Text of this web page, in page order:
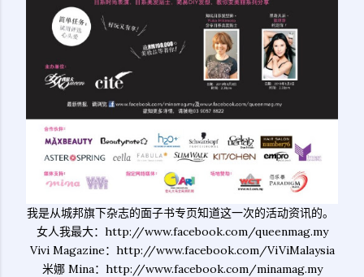
我是从城邦旗下杂志的面子书专页知道这一次的活动资讯的。
女人我最大：http://www.facebook.com/queenmag.my
Vivi Magazine：http://www.facebook.com/ViViMalaysia
米娜 Mina：http://www.facebook.com/minamag.my